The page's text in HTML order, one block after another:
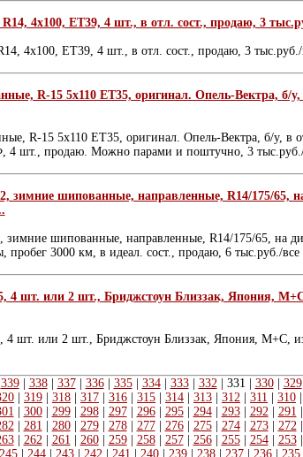
4х100, ЕТ39, 4 шт., в отл. сост., продаю, 3
4х100, ЕТ39, 4 шт., в отл. сост., продаю, 3 тыс.руб./
R-15 5х110 ЕТ35, оригинал. Опель-Вектра, б/у,
R-15 5х110 ЕТ35, оригинал. Опель-Вектра, б/у, в
4 шт., продаю. Можно парами и поштучно, 3
шипованные, направленные, R14/175/65,
шипованные, направленные, R14/175/65, на
пробег 3000 км, в идеал. сост., продаю, 6 тыс.руб./все
4 шт. или 2 шт., Бриджстоун Близзак, Япония,
шт. или 2 шт., Бриджстоун Близзак, Япония, М+С,
339| 338| 337| 336| 335| 334| 333| 332| 331 330| 329
319 318 317 316 315 314 313 312 311 310
300| 299| 298| 297| 296| 295| 294| 293| 292| 291
| 281 280| 279| 278| 277| 276| 275| 274| 273| 272|
| 262| 261 260| 259| 258| 257| 256| 255| 254| 253|
245 244 243 242 241 240 239 238 237 236 235